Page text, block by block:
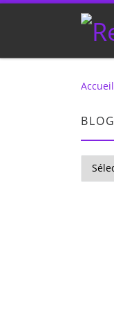
Passer au contenu
Accueil
BLOG